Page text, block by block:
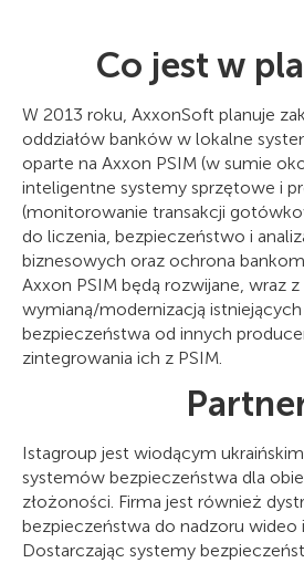
Co jest w
W 2013 roku, AxxonSoft planuje
oddziałów banków w lokalne
oparte na Axxon PSIM (w sumie
inteligentne systemy sprzętowe i
(monitorowanie transakcji
do liczenia, bezpieczeństwo i
biznesowych oraz ochrona
Axxon PSIM będą rozwijane, wraz
wymianą/modernizacją
bezpieczeństwa od innych
zintegrowania ich z PSIM.
Istagroup jest wiodącym
systemów bezpieczeństwa dla
złożoności. Firma jest również
bezpieczeństwa do nadzoru wideo
Dostarczając systemy